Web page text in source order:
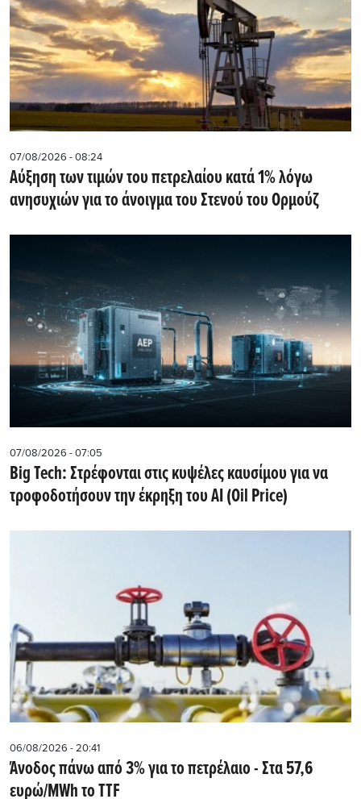
07/08/2026 - 08:24
Αύξηση των τιμών του πετρελαίου κατά 1% λόγω
ανησυχιών για το άνοιγμα του Στενού του Ορμούζ
07/08/2026 - 07:05
Big Tech: Στρέφονται στις κυψέλες καυσίμου για να
τροφοδοτήσουν την έκρηξη του AI (Oil Price)
06/08/2026 - 20:41
Άνοδος πάνω από 3% για το πετρέλαιο - Στα 57,6
ευρώ/MWh το TTF